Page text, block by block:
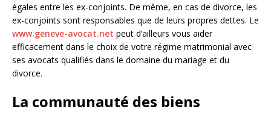
égales entre les ex-conjoints. De même, en cas de divorce, les
ex-conjoints sont responsables que de leurs propres dettes. Le
www.geneve-avocat.net peut d’ailleurs vous aider
efficacement dans le choix de votre régime matrimonial avec
ses avocats qualifiés dans le domaine du mariage et du
divorce.
La communauté des biens